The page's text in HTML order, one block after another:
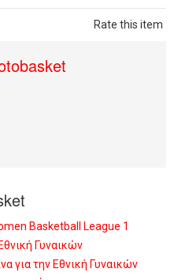
Rate this item
Basketball League 1
Γυναικών
για την Εθνική Γυναικών